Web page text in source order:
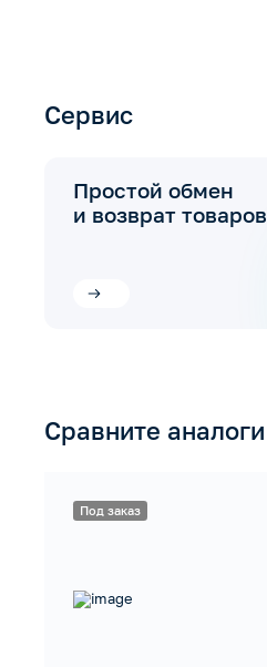
Сервис
Простой обмен
и возврат товаров
Сравните аналоги
Под заказ